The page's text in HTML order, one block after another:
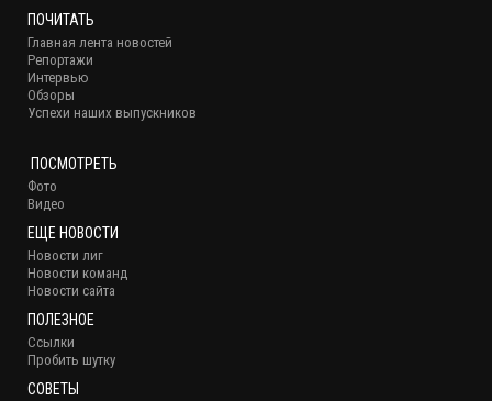
ПОЧИТАТЬ
Главная лента новостей
Репортажи
Интервью
Обзоры
Успехи наших выпускников
ПОСМОТРЕТЬ
Фото
Видео
ЕЩЕ НОВОСТИ
Новости лиг
Новости команд
Новости сайта
ПОЛЕЗНОЕ
Ссылки
Пробить шутку
СОВЕТЫ